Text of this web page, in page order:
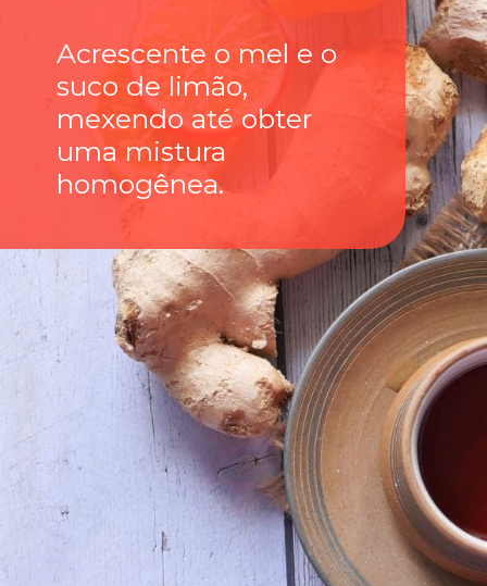
Acrescente o mel e o
suco de limão,
mexendo até obter
uma mistura
homogênea.